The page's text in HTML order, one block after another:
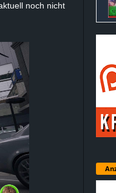
noch nicht